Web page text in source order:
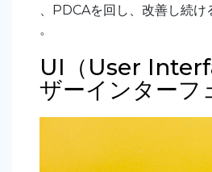
、PDCAを回し、改善し続け
。
UI（User
ザーインターフ